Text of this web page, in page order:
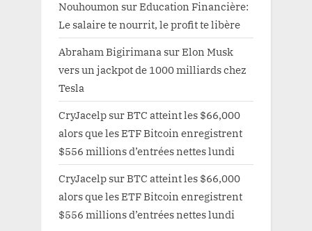
Nouhoumon surEducation Financière:
Le salaire te nourrit, le profit te libère
Abraham Bigirimana surElon Musk
vers un jackpot de 1000 milliards chez
Tesla
CryJacelp surBTC atteint les $66,000
alors que les ETF Bitcoin enregistrent
$556 millions d’entrées nettes lundi
CryJacelp surBTC atteint les $66,000
alors que les ETF Bitcoin enregistrent
$556 millions d’entrées nettes lundi